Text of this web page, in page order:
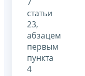
статьи
23,
абзацем
первым
пункта
4